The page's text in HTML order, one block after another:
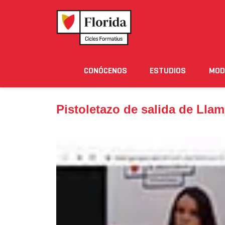
Noticias Eventos Blog Solicita
CONÓCENOS ESTUDIOS
Pistoletazo de salida de